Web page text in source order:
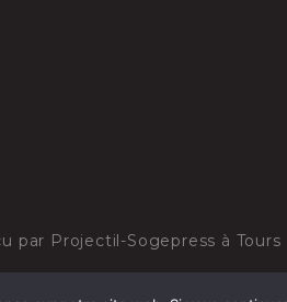
par Projectil-Sogepress à Tours